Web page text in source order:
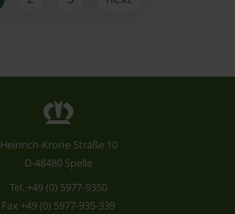
Heinrich-Krone-Straße 10
D-48480 Spelle
Tel. +49 (0) 5977-9350
Fax +49 (0) 5977-935-339